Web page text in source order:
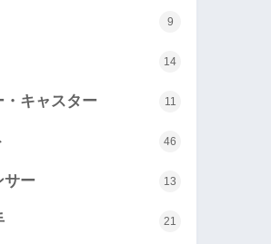
9
14
・キャスター 11
46
サー 13
21